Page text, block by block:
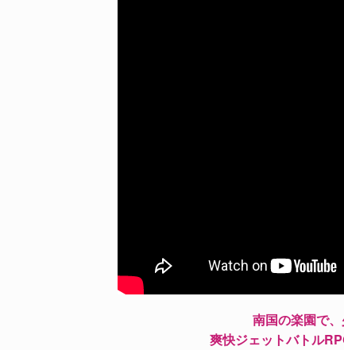
南国の楽園で
爽快ジェットバトル